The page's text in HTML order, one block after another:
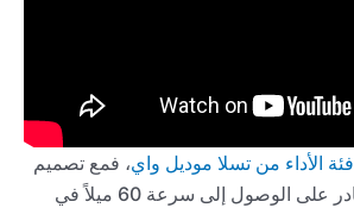
فئة الأداء من تسلا موديل واي، فمع تصميم
المحرك المزدوج القادر على الوصول إلى سرعة 60 ميلاً في